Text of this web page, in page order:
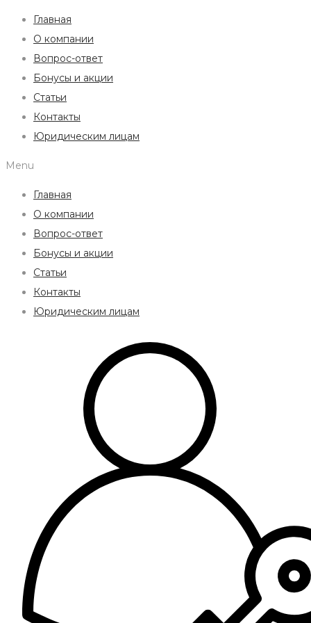
Главная
О компании
Вопрос-ответ
Бонусы и акции
Статьи
Контакты
Юридическим лицам
Menu
Главная
О компании
Вопрос-ответ
Бонусы и акции
Статьи
Контакты
Юридическим лицам